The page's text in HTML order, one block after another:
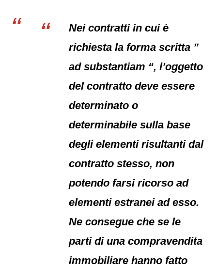
Nei contratti in cui è
richiesta la forma scritta ”
ad substantiam “, l’oggetto
del contratto deve essere
determinato o
determinabile sulla base
degli elementi risultanti dal
contratto stesso, non
potendo farsi ricorso ad
elementi estranei ad esso.
Ne consegue che se le
parti di una compravendita
immobiliare hanno fatto